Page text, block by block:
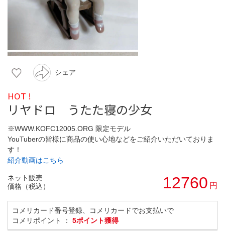
シェア
HOT !
リヤドロ うたた寝の少女
※WWW.KOFC12005.ORG 限定モデル
YouTuberの皆様に商品の使い心地などをご紹介いただいておりま
す！
紹介動画はこちら
ネット販売
価格（税込）
12760 円
コメリカード番号登録、コメリカードでお支払いで
コメリポイント ： 5ポイント獲得